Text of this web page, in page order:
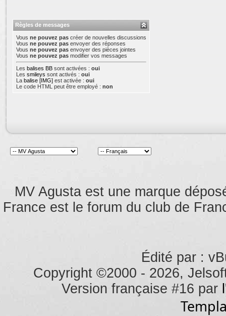
Règles de messages
Vous ne pouvez pas créer de nouvelles discussions
Vous ne pouvez pas envoyer des réponses
Vous ne pouvez pas envoyer des pièces jointes
Vous ne pouvez pas modifier vos messages
Les balises BB sont activées : oui
Les smileys sont activés : oui
La balise [IMG] est activée : oui
Le code HTML peut être employé : non
MV Agusta est une marque
France est le forum du club de
Édité par :
Copyright ©2000 - 2026,
Version française #16 par